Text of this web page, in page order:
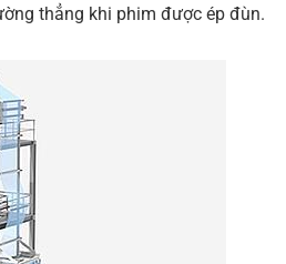
thẳng khi phim được ép đùn.